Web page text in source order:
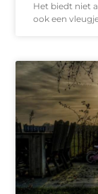
Het biedt niet
ook een